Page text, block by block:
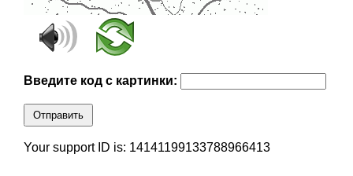
Введите код с картинки:
Отправить
Your support ID is: 14141199133788966413